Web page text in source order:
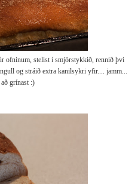
ofninum, stelist í smjörstykkið, rennið þvi
og stráið extra kanilsykri yfir.... jamm...
grínast :)